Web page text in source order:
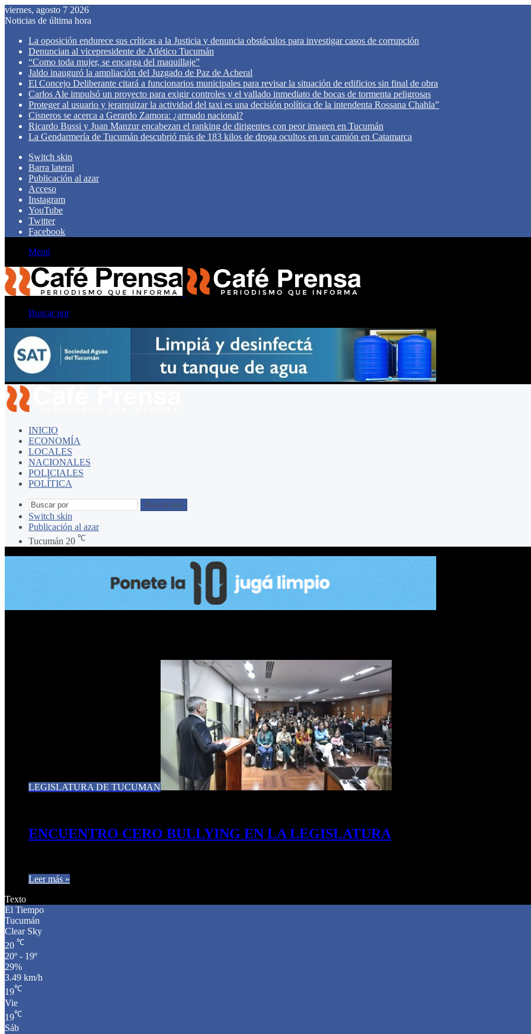
viernes, agosto 7 2026
Noticias de última hora
La oposición endurece sus críticas a la Justicia y denuncia obstáculos para investigar casos de corrupción
Denuncian al vicepresidente de Atlético Tucumán
“Como toda mujer, se encarga del maquillaje”
Jaldo inauguró la ampliación del Juzgado de Paz de Acheral
El Concejo Deliberante citará a funcionarios municipales para revisar la situación de edificios sin final de obra
Carlos Ale impulsó un proyecto para exigir controles y el vallado inmediato de bocas de tormenta peligrosas
Proteger al usuario y jerarquizar la actividad del taxi es una decisión política de la intendenta Rossana Chahla”
Cisneros se acerca a Gerardo Zamora: ¿armado nacional?
Ricardo Bussi y Juan Manzur encabezan el ranking de dirigentes con peor imagen en Tucumán
La Gendarmería de Tucumán descubrió más de 183 kilos de droga ocultos en un camión en Catamarca
Switch skin
Barra lateral
Publicación al azar
Acceso
Instagram
YouTube
Twitter
Facebook
Menú
Buscar por
INICIO
ECONOMÍA
LOCALES
NACIONALES
POLICIALES
POLÍTICA
Buscar por
Switch skin
Publicación al azar
Tucumán 20 ℃
LEGISLATURA DE TUCUMAN
ENCUENTRO CERO BULLYING EN LA LEGISLATURA
Leer más »
Texto
El Tiempo
Tucumán
Clear Sky
20 ℃
20º - 19º
29%
3.49 km/h
19℃
Vie
19℃
Sáb